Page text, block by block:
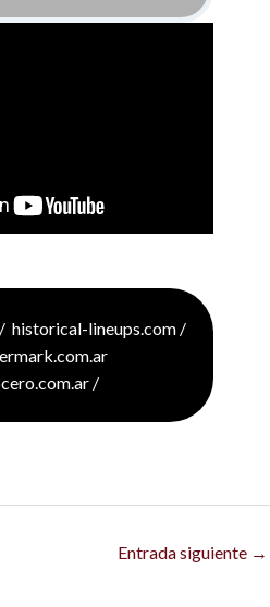
historical-lineups.com /
/
Entrada siguiente →